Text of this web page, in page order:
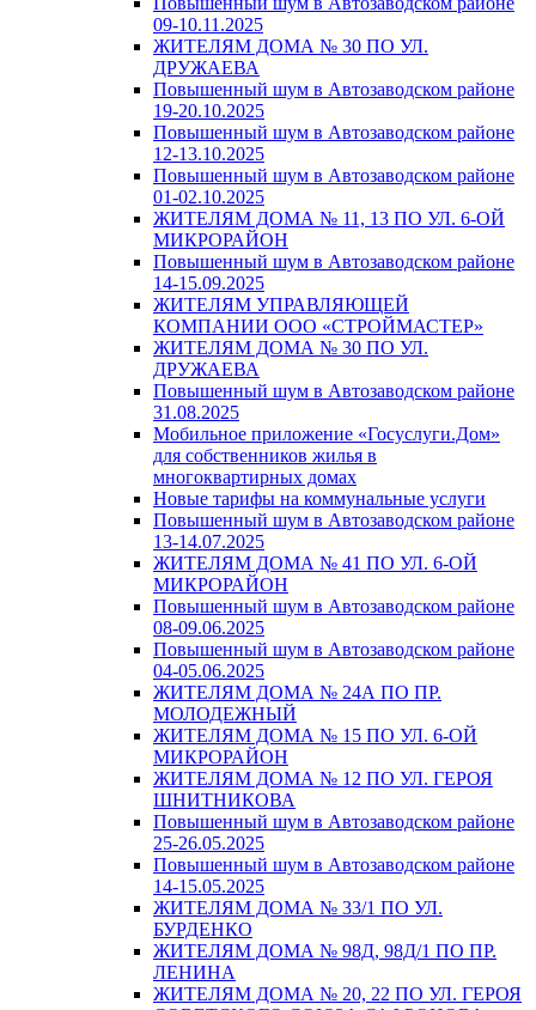
09-10.11.2025
ЖИТЕЛЯМ ДОМА № 30 ПО УЛ.
ДРУЖАЕВА
Повышенный шум в Автозаводском районе
19-20.10.2025
Повышенный шум в Автозаводском районе
12-13.10.2025
Повышенный шум в Автозаводском районе
01-02.10.2025
ЖИТЕЛЯМ ДОМА № 11, 13 ПО УЛ. 6-ОЙ
МИКРОРАЙОН
Повышенный шум в Автозаводском районе
14-15.09.2025
ЖИТЕЛЯМ УПРАВЛЯЮЩЕЙ
КОМПАНИИ ООО «СТРОЙМАСТЕР»
ЖИТЕЛЯМ ДОМА № 30 ПО УЛ.
ДРУЖАЕВА
Повышенный шум в Автозаводском районе
31.08.2025
Мобильное приложение «Госуслуги.Дом»
для собственников жилья в
многоквартирных домах
Новые тарифы на коммунальные услуги
Повышенный шум в Автозаводском районе
13-14.07.2025
ЖИТЕЛЯМ ДОМА № 41 ПО УЛ. 6-ОЙ
МИКРОРАЙОН
Повышенный шум в Автозаводском районе
08-09.06.2025
Повышенный шум в Автозаводском районе
04-05.06.2025
ЖИТЕЛЯМ ДОМА № 24А ПО ПР.
МОЛОДЕЖНЫЙ
ЖИТЕЛЯМ ДОМА № 15 ПО УЛ. 6-ОЙ
МИКРОРАЙОН
ЖИТЕЛЯМ ДОМА № 12 ПО УЛ. ГЕРОЯ
ШНИТНИКОВА
Повышенный шум в Автозаводском районе
25-26.05.2025
Повышенный шум в Автозаводском районе
14-15.05.2025
ЖИТЕЛЯМ ДОМА № 33/1 ПО УЛ.
БУРДЕНКО
ЖИТЕЛЯМ ДОМА № 98Д, 98Д/1 ПО ПР.
ЛЕНИНА
ЖИТЕЛЯМ ДОМА № 20, 22 ПО УЛ. ГЕРОЯ